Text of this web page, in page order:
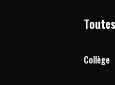
Collège